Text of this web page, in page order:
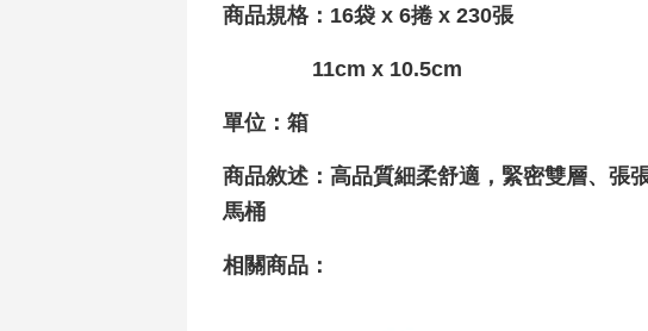
商品規格：16袋 x 6捲 x 230張
11cm x 10.5cm
單位：箱
商品敘述：高品質細柔舒適，緊密雙層、張
馬桶
相關商品：